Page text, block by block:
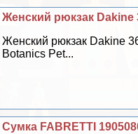
Женский рюкзак Dakine
Женский рюкзак Dakine
Botanics Pet...
Сумка FABRETTI